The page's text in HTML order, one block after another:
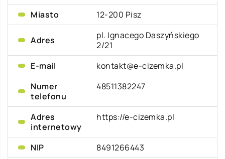
Miasto 12-200 Pisz
Adres
pl. Ignacego Daszyńskiego
2/21
E-mail
kontakt@e-cizemka.pl
Numer
telefonu
48511382247
Adres
internetowy
https://e-cizemka.pl
NIP
8491266443